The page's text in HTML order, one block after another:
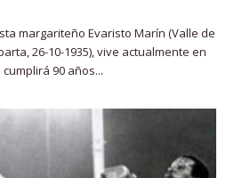
margariteño Evaristo Marín (Valle de
26-10-1935), vive actualmente en
90 años...